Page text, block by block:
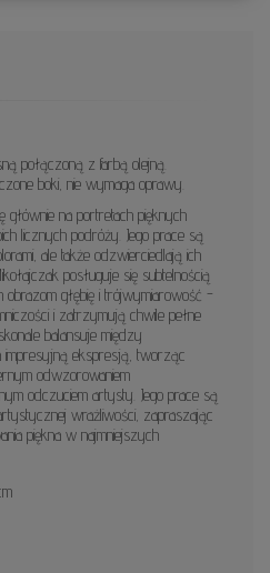
połączoną z farbą olejną.
boki, nie wymaga oprawy.
głównie na portretach pięknych
licznych podróży. Jego prace są
ale także odzwierciedlają ich
posługuje się subtelnością
obrazom głębię i trójwymiarowość -
i zatrzymują chwile pełne
balansuje między
impresyjną ekspresją, tworząc
odwzorowaniem
odczuciem artysty. Jego prace są
wrażliwości, zapraszając
piękna w najmniejszych